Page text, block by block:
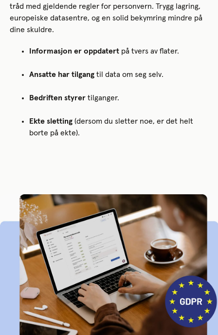
tråd med gjeldende regler for personvern. Trygg lagring,
europeiske datasentre, og en solid bekymring mindre på
dine skuldre.
Informasjon er oppdatert på tvers av flater.
Ansatte har tilgang til data om seg selv.
Bedriften styrer tilganger.
Ekte sletting (dersom du sletter noe, er det helt
borte på ekte).